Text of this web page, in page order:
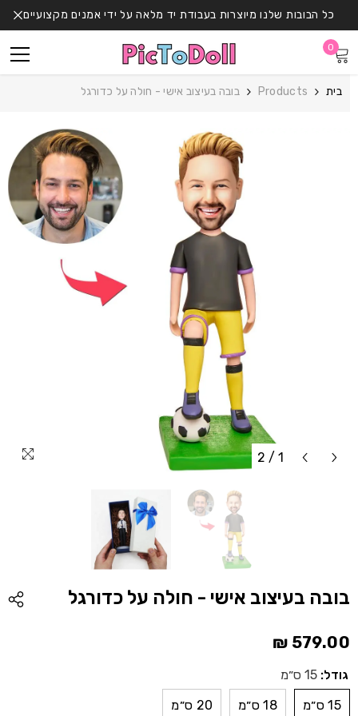
דלג לתוכן
כל הבובות שלנו מיוצרות בעבודת יד מלאה על ידי אמנים מקצועיים
0
0
בית Products בובה בעיצוב אישי - חולה על כדורגל
1
/
2
בובה בעיצוב אישי - חולה על כדורגל
579.00 ₪
גודל: 15 ס״מ
15 ס״מ
18 ס״מ 20 ס״מ